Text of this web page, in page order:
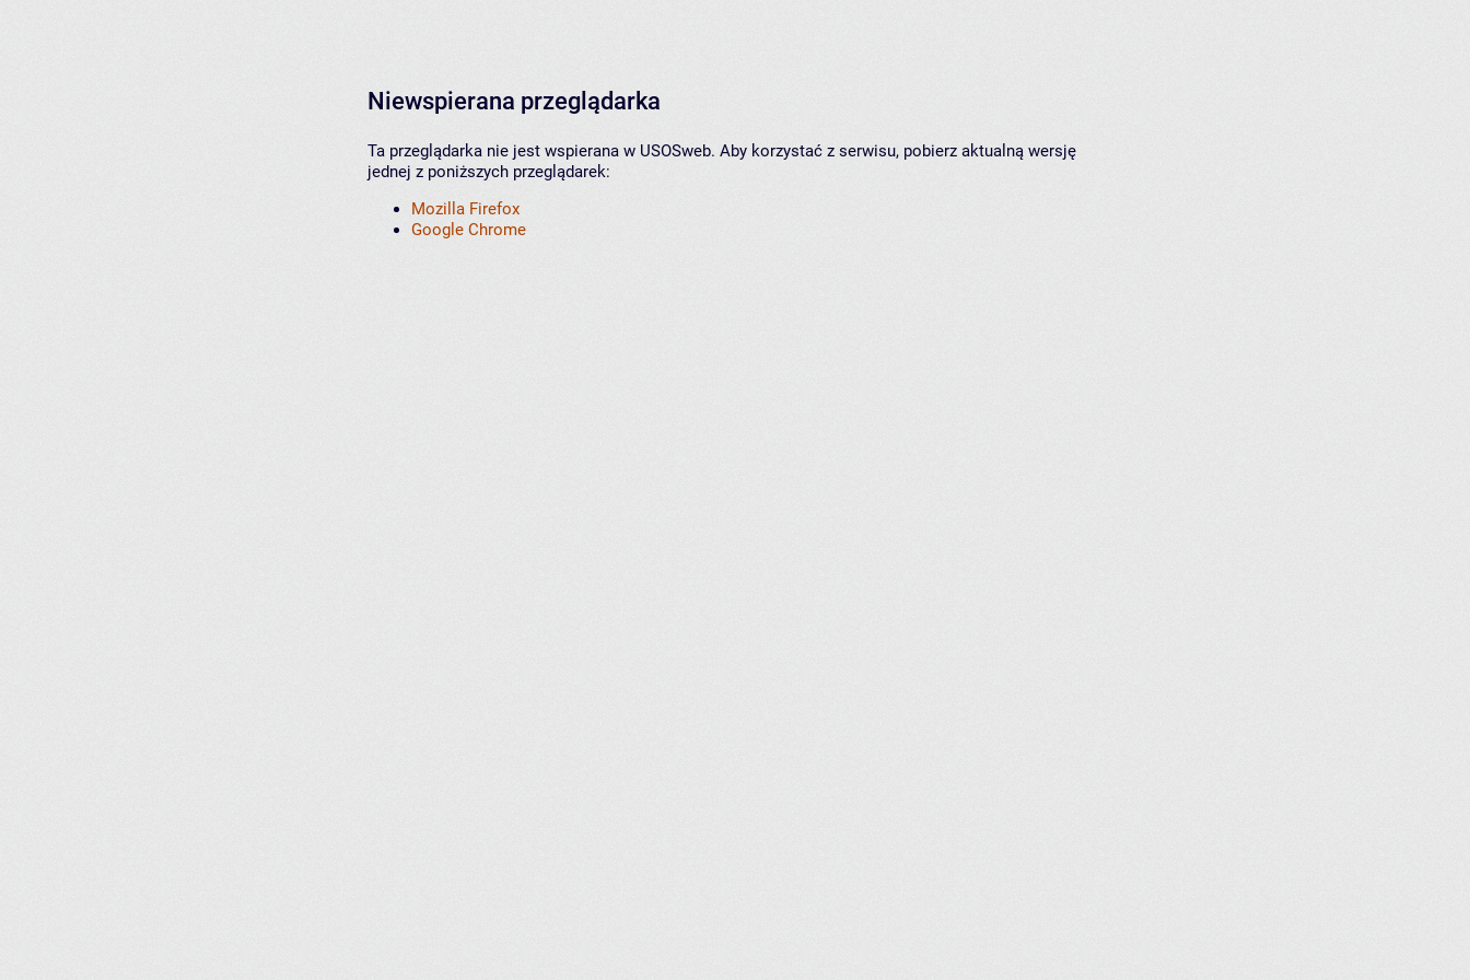
Niewspierana przeglądarka
Ta przeglądarka nie jest wspierana w USOSweb. Aby korzystać z serwisu, pobierz aktualną wersję
jednej z poniższych przeglądarek:
Mozilla Firefox
Google Chrome